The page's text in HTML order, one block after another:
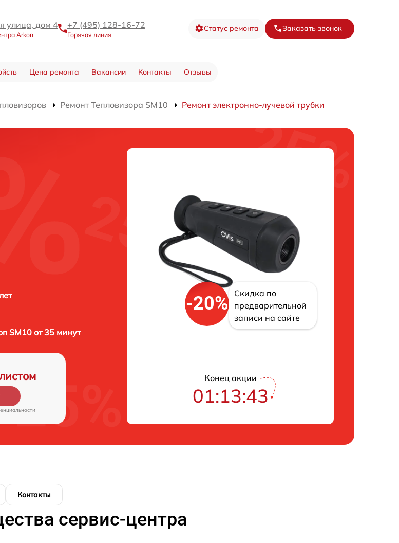
улица, дом 4
Arkon
+7 (495) 128-16-72
Горячая линия
Статус ремонта Заказать звонок
Цена ремонта Вакансии Контакты Отзывы
Ремонт Тепловизора SM10 Ремонт электронно-лучевой трубки
SM10 от 35 минут
-20%
Скидка по
предварительной
записи на сайте
Конец акции
01:13:42
Контакты
сервис-центра